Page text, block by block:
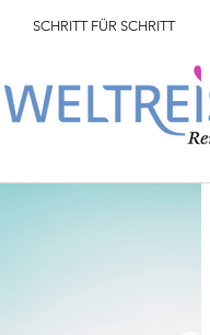
SCHRITT FÜR SCHRITT